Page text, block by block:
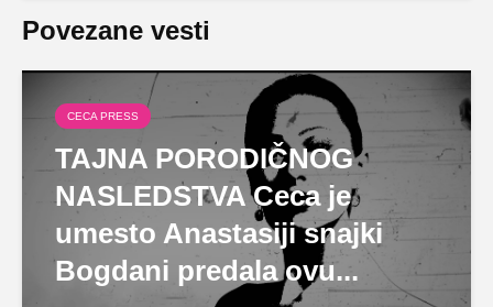
Povezane vesti
CECA PRESS
TAJNA PORODIČNOG
NASLEDSTVA Ceca je
umesto Anastasiji snajki
Bogdani predala ovu...